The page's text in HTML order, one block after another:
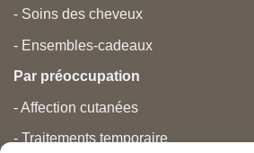
- Soins des cheveux
- Ensembles-cadeaux
Par préoccupation
- Affection cutanées
- Traitements temporaire